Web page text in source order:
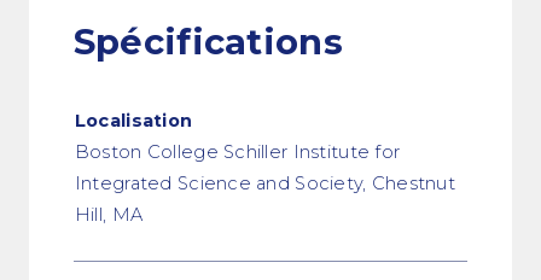
Spécifications
Localisation
Boston College Schiller Institute for
Integrated Science and Society, Chestnut
Hill, MA